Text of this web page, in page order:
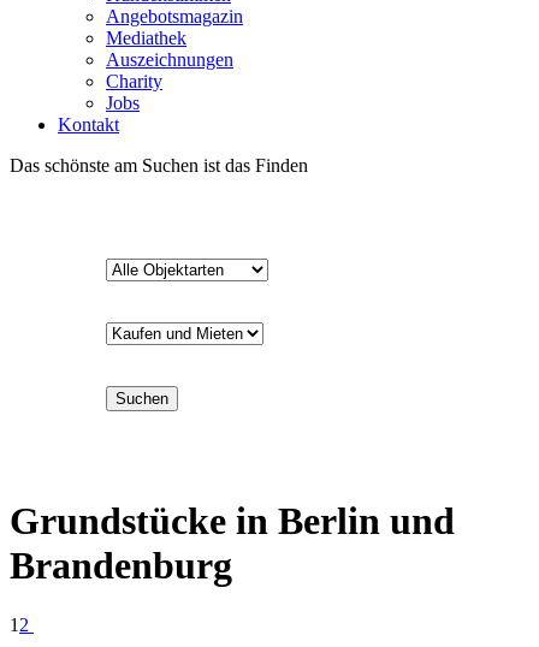
Angebotsmagazin
Mediathek
Auszeichnungen
Charity
Jobs
Kontakt
Das schönste am Suchen ist das Finden
Suchen
Grundstücke in Berlin und
Brandenburg
1 2